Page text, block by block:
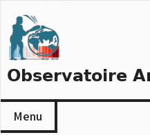
to
content
Observatoire
Menu